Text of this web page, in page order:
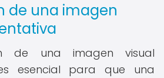
de una imagen
de una imagen visual
esencial para que una